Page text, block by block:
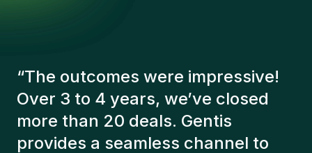
“The Gentis consultants have
always taken a number of factors
into account in order to present us
with the right candidates. The